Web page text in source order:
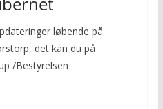
løbende på
det kan du på
/Bestyrelsen